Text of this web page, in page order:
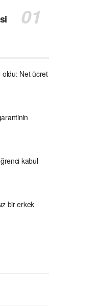
oldu: Net ücret
kabul
bir erkek